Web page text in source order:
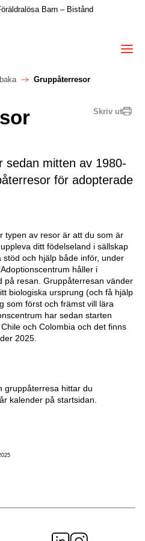
Barn – Bistånd
Gruppåterresor
Skriv ut
sedan mitten av 1980-
för adopterade
typen av resor är att du som är
ditt födelseland i sällskap
och hjälp både inför, under
håller i
på resan. Gruppåterresan vänder
biologiska ursprung (och få hjälp
som först och främst vill lära
har sedan starten
och Colombia och det finns
2025.
gruppåterresa hittar du
kalender på startsidan.